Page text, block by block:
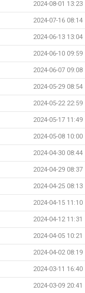
2024-08-01 13:23
2024-07-16 08:14
2024-06-13 13:04
2024-06-10 09:59
2024-06-07 09:08
2024-05-29 08:54
2024-05-22 22:59
2024-05-17 11:49
2024-05-08 10:00
2024-04-30 08:44
2024-04-29 08:37
2024-04-25 08:13
2024-04-15 11:10
2024-04-12 11:31
2024-04-05 10:21
2024-04-02 08:19
2024-03-11 16:40
2024-03-09 20:41